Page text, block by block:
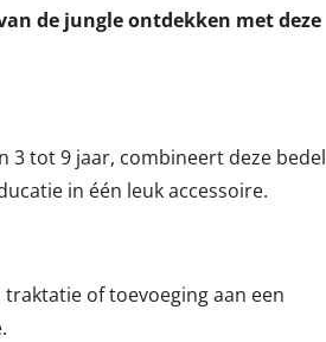
de jungle ontdekken met deze
3 tot 9 jaar, combineert deze bedel
in één leuk accessoire.
of toevoeging aan een